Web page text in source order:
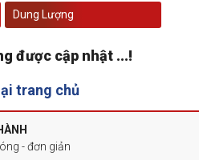
Dung Lượng
được cập nhật ...!
trang chủ
- đơn giản